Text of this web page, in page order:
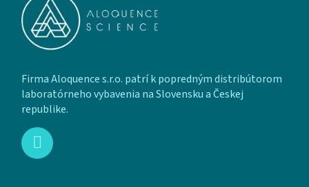
Firma Aloquence s.r.o. patrí k popredným distribútorom
laboratórneho vybavenia na Slovensku a Českej
republike.